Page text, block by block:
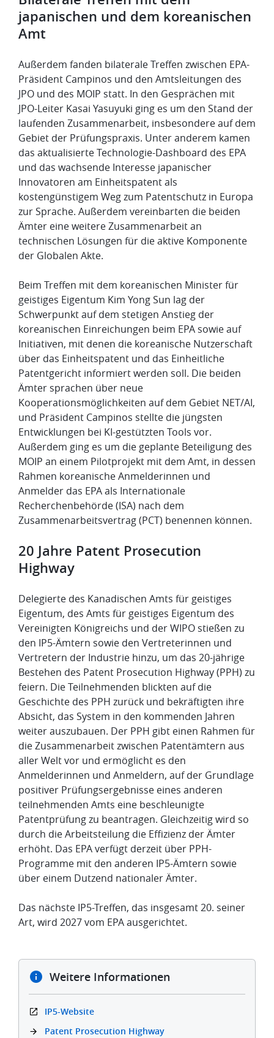
japanischen und dem koreanischen
Amt
Außerdem fanden bilaterale Treffen zwischen EPA-
Präsident Campinos und den Amtsleitungen des
JPO und des MOIP statt. In den Gesprächen mit
JPO-Leiter Kasai Yasuyuki ging es um den Stand der
laufenden Zusammenarbeit, insbesondere auf dem
Gebiet der Prüfungspraxis. Unter anderem kamen
das aktualisierte Technologie-Dashboard des EPA
und das wachsende Interesse japanischer
Innovatoren am Einheitspatent als
kostengünstigem Weg zum Patentschutz in Europa
zur Sprache. Außerdem vereinbarten die beiden
Ämter eine weitere Zusammenarbeit an
technischen Lösungen für die aktive Komponente
der Globalen Akte.
​Beim Treffen mit dem koreanischen Minister für
geistiges Eigentum Kim Yong Sun lag der
Schwerpunkt auf dem stetigen Anstieg der
koreanischen Einreichungen beim EPA sowie auf
Initiativen, mit denen die koreanische Nutzerschaft
über das Einheitspatent und das Einheitliche
Patentgericht informiert werden soll. Die beiden
Ämter sprachen über neue
Kooperationsmöglichkeiten auf dem Gebiet NET/AI,
und Präsident Campinos stellte die jüngsten
Entwicklungen bei KI-gestützten Tools vor.
Außerdem ging es um die geplante Beteiligung des
MOIP an einem Pilotprojekt mit dem Amt, in dessen
Rahmen koreanische Anmelderinnen und
Anmelder das EPA als Internationale
Recherchenbehörde (ISA) nach dem
Zusammenarbeitsvertrag (PCT) benennen können.
​20 Jahre Patent Prosecution
Highway
​Delegierte des Kanadischen Amts für geistiges
Eigentum, des Amts für geistiges Eigentum des
Vereinigten Königreichs und der WIPO stießen zu
den IP5-Ämtern sowie den Vertreterinnen und
Vertretern der Industrie hinzu, um das 20-jährige
Bestehen des Patent Prosecution Highway (PPH) zu
feiern. Die Teilnehmenden blickten auf die
Geschichte des PPH zurück und bekräftigten ihre
Absicht, das System in den kommenden Jahren
weiter auszubauen. Der PPH gibt einen Rahmen für
die Zusammenarbeit zwischen Patentämtern aus
aller Welt vor und ermöglicht es den
Anmelderinnen und Anmeldern, auf der Grundlage
positiver Prüfungsergebnisse eines anderen
teilnehmenden Amts eine beschleunigte
Patentprüfung zu beantragen. Gleichzeitig wird so
durch die Arbeitsteilung die Effizienz der Ämter
erhöht. Das EPA verfügt derzeit über PPH-
Programme mit den anderen IP5-Ämtern sowie
über einem Dutzend nationaler Ämter.
Das nächste IP5-Treffen, das insgesamt 20. seiner
Art, wird 2027 vom EPA ausgerichtet.
​Weitere Informationen
​IP5-Website
​Patent Prosecution Highway